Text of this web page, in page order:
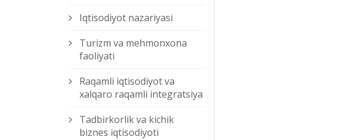
Iqtisodiyot nazariyasi
Turizm va mehmonxona
faoliyati
Raqamli iqtisodiyot va
xalqaro raqamli integratsiya
Tadbirkorlik va kichik
biznes iqtisodiyoti